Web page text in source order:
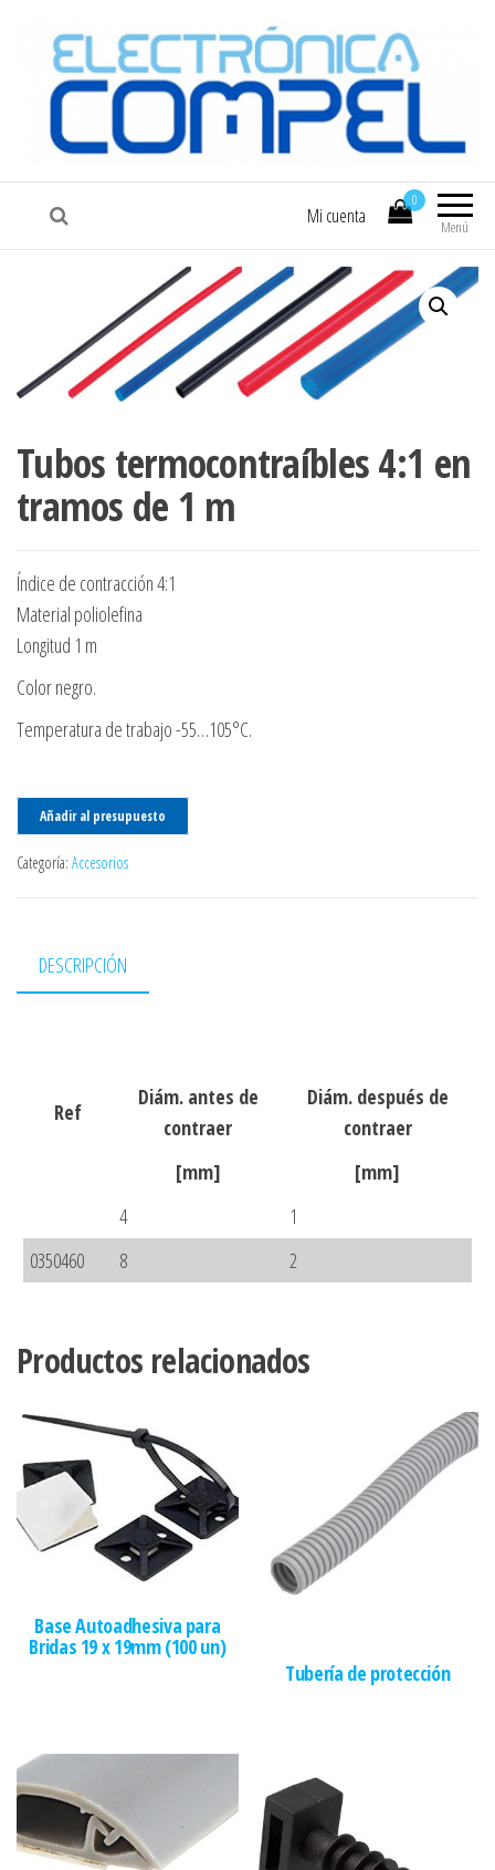
COMPEL Electrónica COMPEL
Menú
0
Mi cuenta
Tubos termocontraíbles 4:1 en
tramos de 1 m
Índice de contracción 4:1
Material poliolefina
Longitud 1 m
Color negro.
Temperatura de trabajo -55…105°C.
Añadir al presupuesto
Categoría: Accesorios
DESCRIPCIÓN
Ref
Diám. antes de
contraer
Diám. después de
contraer
[mm]
[mm]
4
1
0350460
8 2
Productos relacionados
Base Autoadhesiva para
Bridas 19 x 19mm (100 un)
Tubería de protección